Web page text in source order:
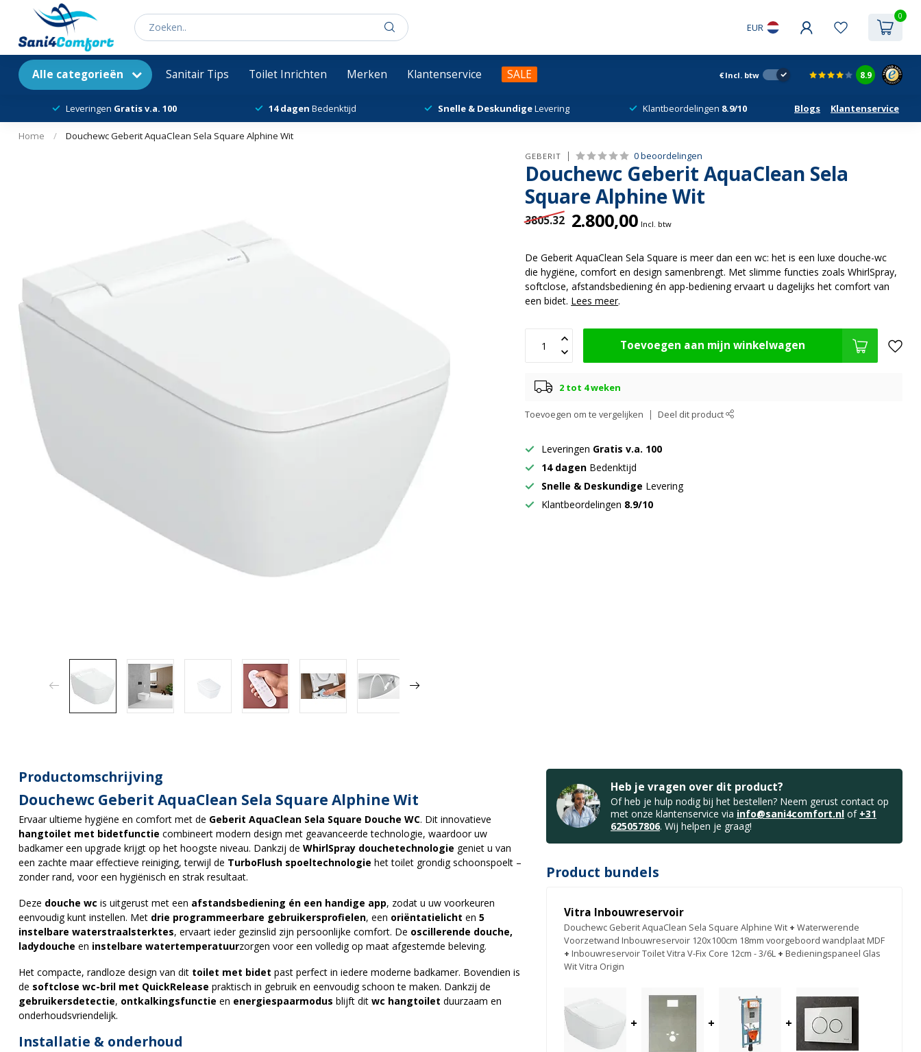
EUR
0
Alle categorieën Sanitair Tips Toilet Inrichten Merken Klantenservice SALE € Incl. btw 8.9
Leveringen Gratis v.a. 100 14 dagen Bedenktijd Snelle & DeskundigeLevering Klantbeordelingen 8.9/10 Blogs Klantenservice
Home / Douchewc Geberit AquaClean Sela Square Alphine Wit
GEBERIT 0 beoordelingen
Douchewc Geberit AquaClean Sela
Square Alphine Wit
3805.32 2.800,00 Incl. btw
De Geberit AquaClean Sela Square is meer dan een wc: het is een luxe douche-wc
die hygiëne, comfort en design samenbrengt. Met slimme functies zoals WhirlSpray,
softclose, afstandsbediening én app-bediening ervaart u dagelijks het comfort van
een bidet. Lees meer.
Toevoegen aan mijn winkelwagen
2 tot 4 weken
Toevoegen om te vergelijken Deel dit product
Leveringen Gratis v.a. 100
14 dagen Bedenktijd
Snelle & Deskundige Levering
Klantbeordelingen 8.9/10
Productomschrijving
Douchewc Geberit AquaClean Sela Square Alphine Wit
Ervaar ultieme hygiëne en comfort met de Geberit AquaClean Sela Square Douche WC. Dit innovatieve
hangtoilet met bidetfunctie combineert modern design met geavanceerde technologie, waardoor uw
badkamer een upgrade krijgt op het hoogste niveau. Dankzij de WhirlSpray douchetechnologie geniet u van
een zachte maar effectieve reiniging, terwijl de TurboFlush spoeltechnologie het toilet grondig schoonspoelt –
zonder rand, voor een hygiënisch en strak resultaat.
Deze douche wc is uitgerust met een afstandsbediening én een handige app, zodat u uw voorkeuren
eenvoudig kunt instellen. Met drie programmeerbare gebruikersprofielen, een oriëntatielicht en 5
instelbare waterstraalsterktes, ervaart ieder gezinslid zijn persoonlijke comfort. De oscillerende douche,
ladydouche en instelbare watertemperatuurzorgen voor een volledig op maat afgestemde beleving.
Het compacte, randloze design van dit toilet met bidet past perfect in iedere moderne badkamer. Bovendien is
de softclose wc-bril met QuickRelease praktisch in gebruik en eenvoudig schoon te maken. Dankzij de
gebruikersdetectie, ontkalkingsfunctie en energiespaarmodus blijft dit wc hangtoilet duurzaam en
onderhoudsvriendelijk.
Installatie & onderhoud
Heb je vragen over dit product?
Of heb je hulp nodig bij het bestellen? Neem gerust contact op
met onze klantenservice via info@sani4comfort.nl of +31
625057806. Wij helpen je graag!
Product bundels
Vitra Inbouwreservoir
Douchewc Geberit AquaClean Sela Square Alphine Wit + Waterwerende
Voorzetwand Inbouwreservoir 120x100cm 18mm voorgeboord wandplaat MDF
+ Inbouwreservoir Toilet Vitra V-Fix Core 12cm - 3/6L + Bedieningspaneel Glas
Wit Vitra Origin
+ + +